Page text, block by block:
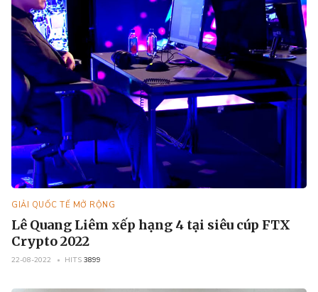
GIẢI QUỐC TẾ MỞ RỘNG
Lê Quang Liêm xếp hạng 4 tại siêu cúp FTX
Crypto 2022
22-08-2022 HITS 3899